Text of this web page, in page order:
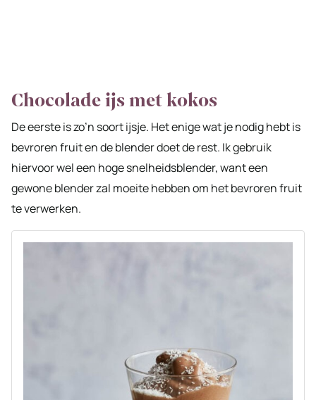
Chocolade ijs met kokos
De eerste is zo’n soort ijsje. Het enige wat je nodig hebt is
bevroren fruit en de blender doet de rest. Ik gebruik
hiervoor wel een hoge snelheidsblender, want een
gewone blender zal moeite hebben om het bevroren fruit
te verwerken.